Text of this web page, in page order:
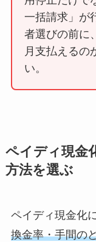
一括請求」が
者選びの前に
月支払えるの
い。
ペイディ現金
方法を選ぶ
ペイディ現金化
換金率・手間の